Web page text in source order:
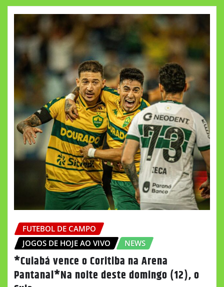
FUTEBOL DE CAMPO
JOGOS DE HOJE AO VIVO
NEWS
*Cuiabá vence o Coritiba na Arena
Pantanal*Na noite deste domingo (12), o